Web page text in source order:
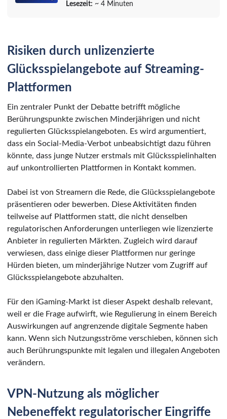
Lesezeit: ~ 4 Minuten
Risiken durch unlizenzierte
Glücksspielangebote auf Streaming-
Plattformen
Ein zentraler Punkt der Debatte betrifft mögliche
Berührungspunkte zwischen Minderjährigen und nicht
regulierten Glücksspielangeboten. Es wird argumentiert,
dass ein Social-Media-Verbot unbeabsichtigt dazu führen
könnte, dass junge Nutzer erstmals mit Glücksspielinhalten
auf unkontrollierten Plattformen in Kontakt kommen.
Dabei ist von Streamern die Rede, die Glücksspielangebote
präsentieren oder bewerben. Diese Aktivitäten finden
teilweise auf Plattformen statt, die nicht denselben
regulatorischen Anforderungen unterliegen wie lizenzierte
Anbieter in regulierten Märkten. Zugleich wird darauf
verwiesen, dass einige dieser Plattformen nur geringe
Hürden bieten, um minderjährige Nutzer vom Zugriff auf
Glücksspielangebote abzuhalten.
Für den iGaming-Markt ist dieser Aspekt deshalb relevant,
weil er die Frage aufwirft, wie Regulierung in einem Bereich
Auswirkungen auf angrenzende digitale Segmente haben
kann. Wenn sich Nutzungsströme verschieben, können sich
auch Berührungspunkte mit legalen und illegalen Angeboten
verändern.
VPN-Nutzung als möglicher
Nebeneffekt regulatorischer Eingriffe